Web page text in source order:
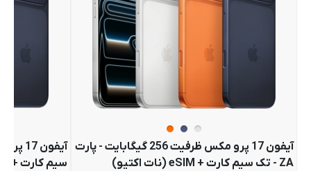
آیفون 17 پرو مکس ظرفیت 256 گیگابایت - پارت
ZA - تک سیم کارت + eSIM (نات اکتیو)
سیم کارت + eSIM (نات اکتیو)